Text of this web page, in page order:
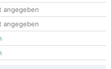
angegeben
angegeben